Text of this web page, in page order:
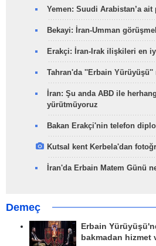
Yemen: Suudi Arabistan’a
Bekayi: İran-Umman
Erakçi: İran-Irak ilişkileri en
Tahran'da ''Erbain Yürüyüşü''
İran: Şu anda ABD ile
yürütmüyoruz
Bakan Erakçi'nin telefon
Kutsal kent Kerbela'dan
İran'da Erbain Matem Günü
Demeç
Erbain
bakmadan hizmet